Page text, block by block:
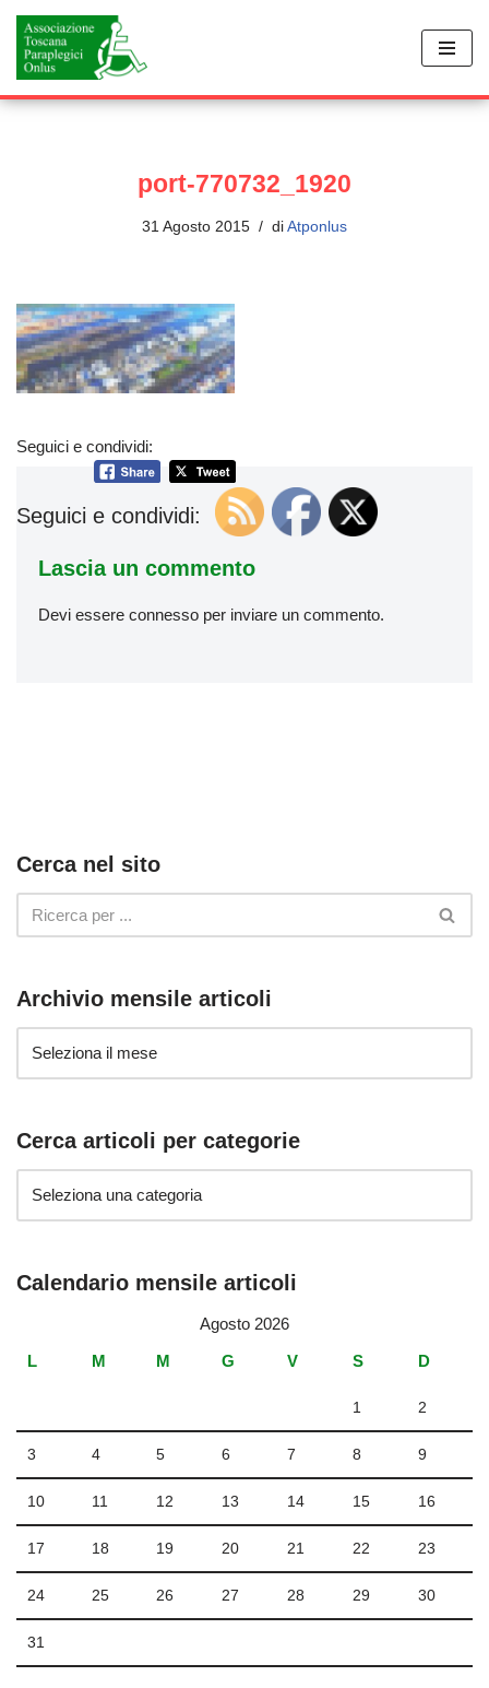
Vai
al
contenuto
port-770732_1920
31 Agosto 2015 di Atponlus
Seguici e condividi:
Seguici e condividi:
Lascia un commento
Devi essere connesso per inviare un commento.
Cerca nel sito
Archivio mensile articoli
Cerca articoli per categorie
Calendario mensile articoli
Agosto 2026
L
M M G V S D
1 2
3 4 5 6 7 8 9
10 11 12 13 14 15 16
17 18 19 20 21 22 23
24 25 26 27 28 29 30
31